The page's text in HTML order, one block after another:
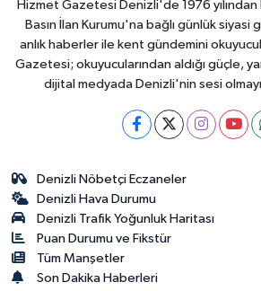
Hizmet Gazetesi Denizli'de 1976
Basın İlan Kurumu'na bağlı günlük
anlık haberler ile kent gündemini
Gazetesi; okuyucularından aldığı güçle,
dijital medyada Denizli'nin sesi
Denizli Nöbetçi Eczaneler
Denizli Hava Durumu
Denizli Trafik Yoğunluk Haritası
Puan Durumu ve Fikstür
Tüm Manşetler
Son Dakika Haberleri